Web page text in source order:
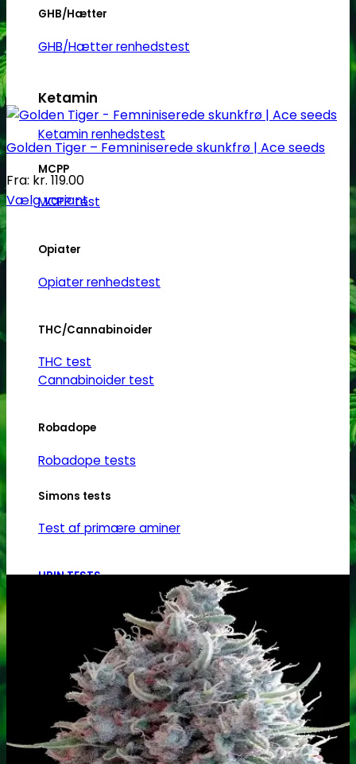
GHB/Hætter
GHB/Hætter renhedstest
Ketamin
Ketamin renhedstest
MCPP
MCPP test
Opiater
Opiater renhedstest
THC/Cannabinoider
THC test
Cannabinoider test
Robadope
Robadope tests
Simons tests
Test af primære aminer
URIN TESTS
Multi urin test - 3 stoffer
Multi urin test - 10 stoffer
THC urin test - 25ng/ml
THC urin test - 50ng/ml
Golden Tiger – Femniniserede skunkfrø | Ace seeds
Fra: kr. 119.00
Vælg variant
Dette
vare
har
Mulighederne
kan
vælges
varesiden